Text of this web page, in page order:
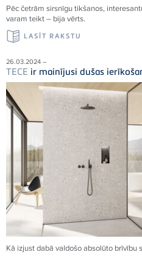
Pēc četrām sirsnīgu tikšanos,
varam teikt – bija vērts.
LASĪT RAKSTU
26.03.2024 –
TECE ir mainījusi dušas
Kā izjust dabā valdošo absolūto brīvību